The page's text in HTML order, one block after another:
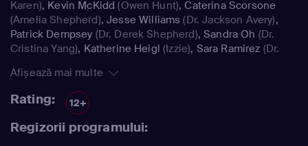
Karen), Kevin McKidd (Owen Hunt),Caterina Scorsone
(Amelia Shepherd),Jesse Williams (Dr. Jackson Avery),
Patrick Dempsey (Dr. Derek Shepherd),Sandra Oh (Dr.
Cristina Yang), Katherine Heigl (Izzie), Sara Ramirez (Dr.
Afișează mai multe
Rating: 12+
Regizorii programului: